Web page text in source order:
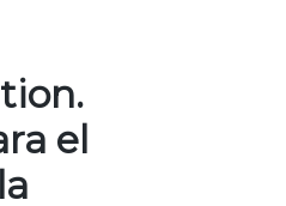
el